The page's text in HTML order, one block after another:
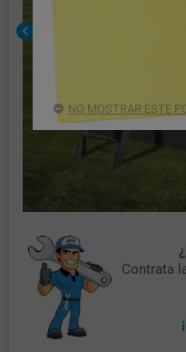
chevron_left
Contrata
NO MOSTRAR ESTE